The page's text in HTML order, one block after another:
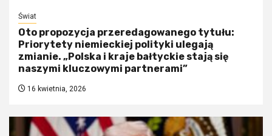
Świat
Oto propozycja przeredagowanego tytułu:
Priorytety niemieckiej polityki ulegają
zmianie. „Polska i kraje bałtyckie stają się
naszymi kluczowymi partnerami”
16 kwietnia, 2026